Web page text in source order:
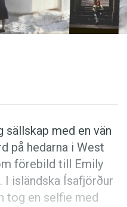
sällskap med en vän
på hedarna i West
förebild till Emily
. I isländska Ísafjörður
tog en selfie med